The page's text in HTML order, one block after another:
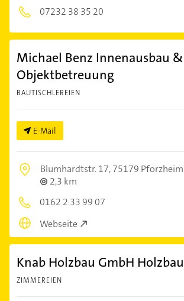
07232 38 35 20
Michael Benz Innenausbau &
Objektbetreuung
BAUTISCHLEREIEN
E-Mail
Blumhardtstr. 17,75179 Pforzheim
2,3 km
0162 2 33 99 07
Webseite
Knab Holzbau GmbH Holzbau
ZIMMEREIEN